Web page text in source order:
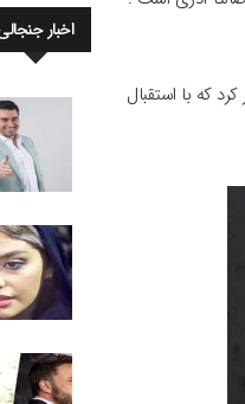
. او در سال 1397 آلبوم جهنم را منتشر کرد که با استقبال
اخبار